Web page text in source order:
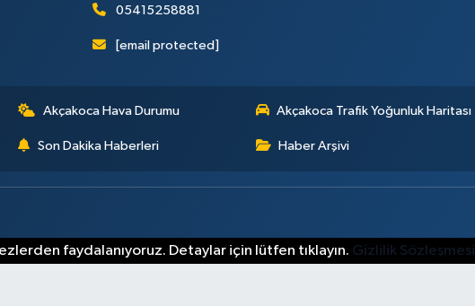
05415258881
[email protected]
Akçakoca Hava Durumu Akçakoca Trafik Yoğunluk Haritası
Son Dakika Haberleri Haber Arşivi
faydalanıyoruz. Detaylar için lütfen tıklayın. Gizlilik Sözleşmesi